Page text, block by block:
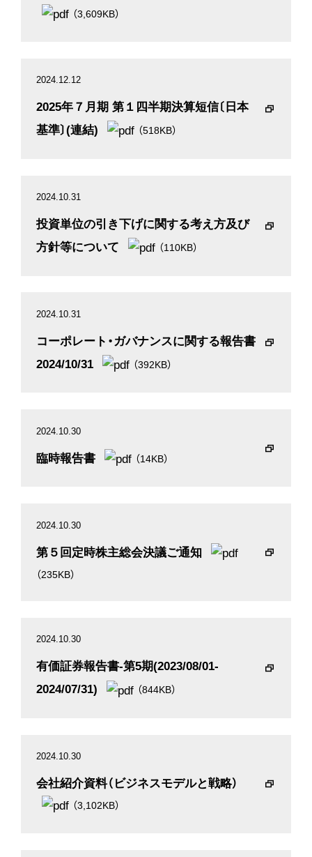
（3,609KB）
2024.12.12
2025年７月期 第１四半期決算短信〔日本
基準〕(連結)
（518KB）
2024.10.31
投資単位の引き下げに関する考え方及び
方針等について
（110KB）
2024.10.31
コーポレート・ガバナンスに関する報告書
2024/10/31
（392KB）
2024.10.30
臨時報告書 （14KB）
2024.10.30
第５回定時株主総会決議ご通知
（235KB）
2024.10.30
有価証券報告書-第5期(2023/08/01-
2024/07/31)
（844KB）
2024.10.30
会社紹介資料（ビジネスモデルと戦略）
（3,102KB）